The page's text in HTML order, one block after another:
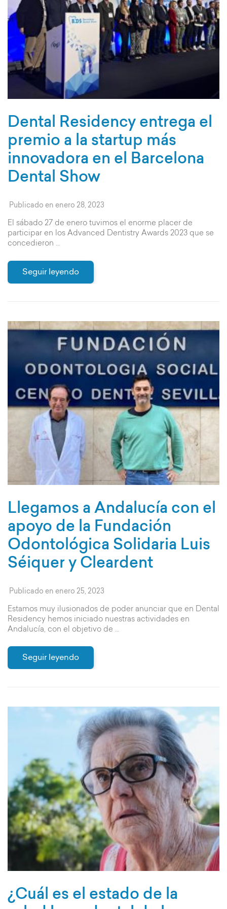
Dental Residency entrega el
premio a la startup más
innovadora en el Barcelona
Dental Show
Publicado en enero 28, 2023
El sábado 27 de enero tuvimos el enorme placer de
participar en los Advanced Dentistry Awards 2023 que se
concedieron …
Seguir leyendo
Llegamos a Andalucía con el
apoyo de la Fundación
Odontológica Solidaria Luis
Séiquer y Cleardent
Publicado en enero 25, 2023
Estamos muy ilusionados de poder anunciar que en Dental
Residency hemos iniciado nuestras actividades en
Andalucía, con el objetivo de …
Seguir leyendo
¿Cuál es el estado de la